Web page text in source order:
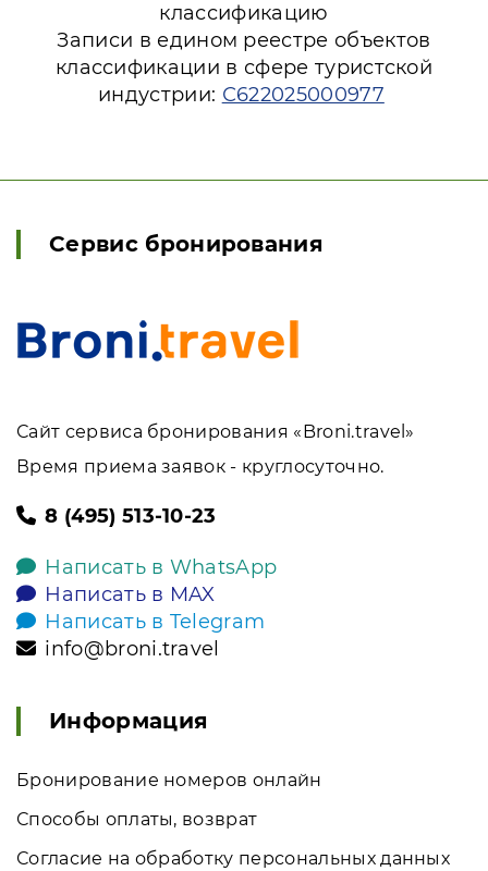
классификацию
Записи в едином реестре объектов
классификации в сфере туристской
индустрии: С622025000977
Сервис бронирования
Сайт сервиса бронирования «Broni.travel»
Время приема заявок - круглосуточно.
8 (495) 513-10-23
Написать в WhatsApp
Написать в MAX
Написать в Telegram
info@broni.travel
Информация
Бронирование номеров онлайн
Способы оплаты, возврат
Согласие на обработку персональных данных